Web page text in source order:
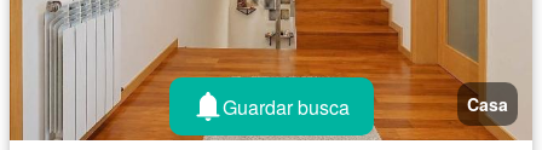
Casa
Guardar busca